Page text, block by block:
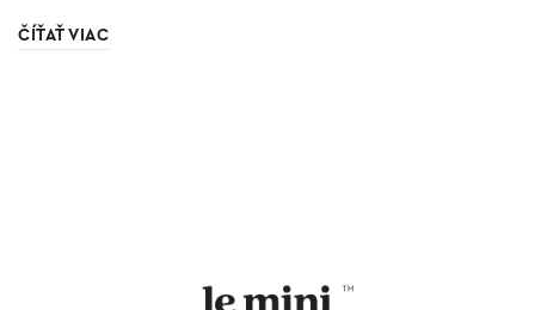
ČÍŤAŤ VIAC